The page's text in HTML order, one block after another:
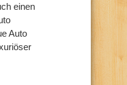
einen
Auto